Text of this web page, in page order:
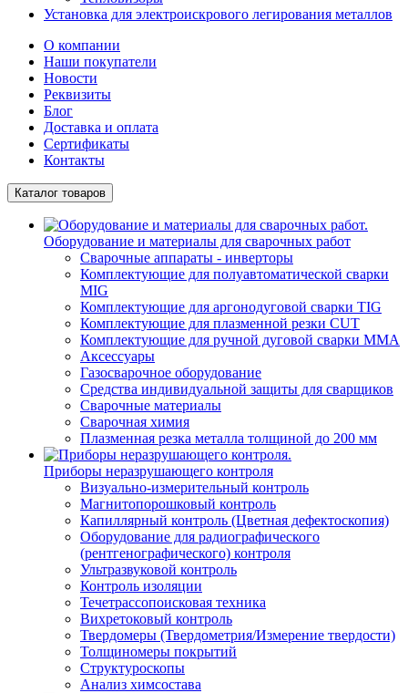
Установка для электроискрового легирования металлов
О компании
Наши покупатели
Новости
Реквизиты
Блог
Доставка и оплата
Сертификаты
Контакты
Каталог товаров
Оборудование и материалы для сварочных работ
Сварочные аппараты - инверторы
Комплектующие для полуавтоматической сварки
MIG
Комплектующие для аргонодуговой сварки TIG
Комплектующие для плазменной резки CUT
Комплектующие для ручной дуговой сварки MMA
Аксессуары
Газосварочное оборудование
Средства индивидуальной защиты для сварщиков
Сварочные материалы
Сварочная химия
Плазменная резка металла толщиной до 200 мм
Приборы неразрушающего контроля
Визуально-измерительный контроль
Магнитопорошковый контроль
Капиллярный контроль (Цветная дефектоскопия)
Оборудование для радиографического
(рентгенографического) контроля
Ультразвуковой контроль
Контроль изоляции
Течетрассопоисковая техника
Вихретоковый контроль
Твердомеры (Твердометрия/Измерение твердости)
Толщиномеры покрытий
Структуроскопы
Анализ химсостава